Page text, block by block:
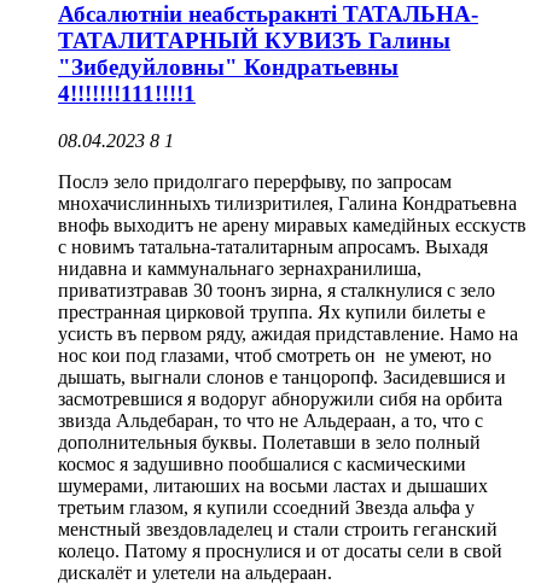
Абсалютнiи неабстьракнтi ТАТАЛЬНА-
ТАТАЛИТАРНЫЙ КУВИЗЪ Галины
"Зибедуйловны" Кондратьевны
4!!!!!!!111!!!!1
08.04.2023 8 1
Послэ зело придолгаго перерфыву, по запросам
мнохачислинныхъ тилизритилея, Галина Кондратьевна
внофь выходитъ не арену миравых камедiйных есскуств
с новимъ татальна-таталитарным апросамъ. Выхадя
нидавна и каммунальнаго зернахранилиша,
приватизтравав 30 тоонъ зирна, я сталкнулися с зело
престранная цирковой труппа. Ях купили билеты е
усисть въ первом ряду, ажидая придставление. Намо на
нос кои под глазами, чтоб смотреть он не умеют, но
дышать, выгнали слонов е танцоропф. Засидевшися и
засмотревшися я водоруг абноружили сибя на орбита
звизда Альдебаран, то что не Альдераан, а то, что с
дополнительныя буквы. Полетавши в зело полный
космос я задушивно пообшалися с касмическими
шумерами, литаюших на восьми ластах и дышаших
третьим глазом, я купили ссоедний Звезда альфа у
менстный звездовладелец и стали строить геганский
колецо. Патому я проснулися и от досаты сели в свой
дискалёт и улетели на альдераан.